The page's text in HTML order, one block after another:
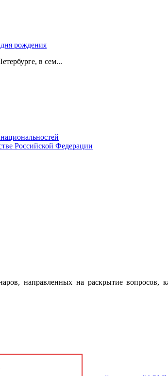
рождения
в сем...
Российской Федерации
направленных на раскрытие вопросов,